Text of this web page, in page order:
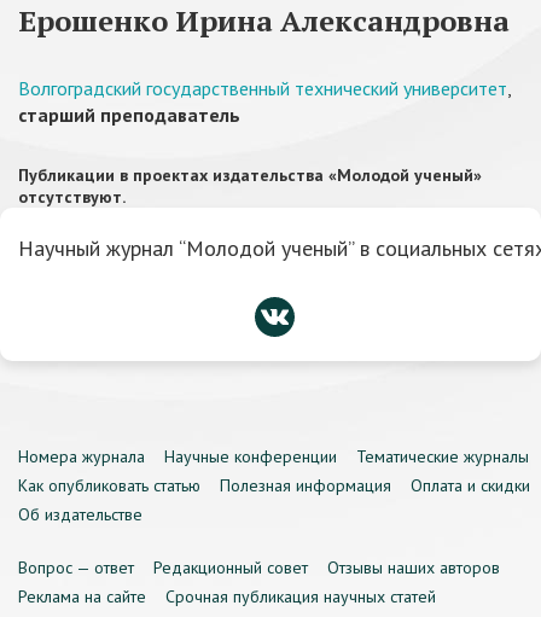
Ерошенко Ирина Александровна
Волгоградский государственный технический университет,
старший преподаватель
Публикации в проектах издательства «Молодой ученый»
отсутствуют.
Научный журнал “Молодой ученый” в социальных
Номера журнала Научные конференции
Тематические журналы
Как опубликовать статью
Полезная информация
Оплата и скидки
Об издательстве
Вопрос — ответ Редакционный совет
Отзывы наших авторов
Реклама на сайте
Срочная публикация научных статей